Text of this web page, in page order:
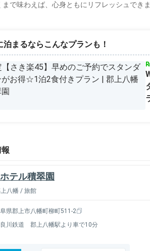
で味わえば、心身ともにリフレッシュできま
泊まるならこんなプランも！
テル積翠園
八幡 / 旅館
県郡上市八幡町柳町511-2
川鉄道 郡上八幡駅より車で10分